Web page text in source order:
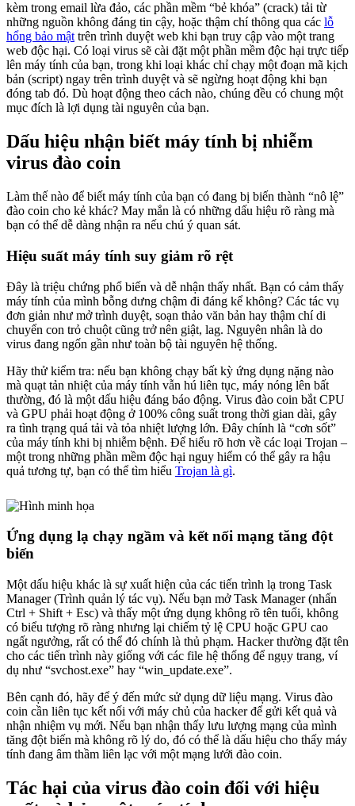
kèm trong email lừa đảo, các phần mềm “bẻ khóa” (crack) tải từ
những nguồn không đáng tin cậy, hoặc thậm chí thông qua các lỗ
hổng bảo mật trên trình duyệt web khi bạn truy cập vào một trang
web độc hại. Có loại virus sẽ cài đặt một phần mềm độc hại trực tiếp
lên máy tính của bạn, trong khi loại khác chỉ chạy một đoạn mã kịch
bản (script) ngay trên trình duyệt và sẽ ngừng hoạt động khi bạn
đóng tab đó. Dù hoạt động theo cách nào, chúng đều có chung một
mục đích là lợi dụng tài nguyên của bạn.
Dấu hiệu nhận biết máy tính bị nhiễm
virus đào coin
Làm thế nào để biết máy tính của bạn có đang bị biến thành “nô lệ”
đào coin cho kẻ khác? May mắn là có những dấu hiệu rõ ràng mà
bạn có thể dễ dàng nhận ra nếu chú ý quan sát.
Hiệu suất máy tính suy giảm rõ rệt
Đây là triệu chứng phổ biến và dễ nhận thấy nhất. Bạn có cảm thấy
máy tính của mình bỗng dưng chậm đi đáng kể không? Các tác vụ
đơn giản như mở trình duyệt, soạn thảo văn bản hay thậm chí di
chuyển con trỏ chuột cũng trở nên giật, lag. Nguyên nhân là do
virus đang ngốn gần như toàn bộ tài nguyên hệ thống.
Hãy thử kiểm tra: nếu bạn không chạy bất kỳ ứng dụng nặng nào
mà quạt tản nhiệt của máy tính vẫn hú liên tục, máy nóng lên bất
thường, đó là một dấu hiệu đáng báo động. Virus đào coin bắt CPU
và GPU phải hoạt động ở 100% công suất trong thời gian dài, gây
ra tình trạng quá tải và tỏa nhiệt lượng lớn. Đây chính là “cơn sốt”
của máy tính khi bị nhiễm bệnh. Để hiểu rõ hơn về các loại Trojan –
một trong những phần mềm độc hại nguy hiểm có thể gây ra hậu
quả tương tự, bạn có thể tìm hiểu Trojan là gì.
Ứng dụng lạ chạy ngầm và kết nối mạng tăng đột
biến
Một dấu hiệu khác là sự xuất hiện của các tiến trình lạ trong Task
Manager (Trình quản lý tác vụ). Nếu bạn mở Task Manager (nhấn
Ctrl + Shift + Esc) và thấy một ứng dụng không rõ tên tuổi, không
có biểu tượng rõ ràng nhưng lại chiếm tỷ lệ CPU hoặc GPU cao
ngất ngưởng, rất có thể đó chính là thủ phạm. Hacker thường đặt tên
cho các tiến trình này giống với các file hệ thống để ngụy trang, ví
dụ như “svchost.exe” hay “win_update.exe”.
Bên cạnh đó, hãy để ý đến mức sử dụng dữ liệu mạng. Virus đào
coin cần liên tục kết nối với máy chủ của hacker để gửi kết quả và
nhận nhiệm vụ mới. Nếu bạn nhận thấy lưu lượng mạng của mình
tăng đột biến mà không rõ lý do, đó có thể là dấu hiệu cho thấy máy
tính đang âm thầm liên lạc với một mạng lưới đào coin.
Tác hại của virus đào coin đối với hiệu